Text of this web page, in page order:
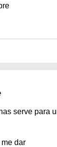
serve para
dar